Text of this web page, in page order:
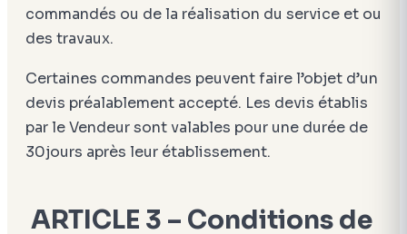
commandés ou de la réalisation du service et ou
des travaux.
Certaines commandes peuvent faire l’objet d’un
devis préalablement accepté. Les devis établis
par le Vendeur sont valables pour une durée de
30jours après leur établissement.
ARTICLE 3 – Conditions de